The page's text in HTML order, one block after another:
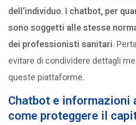
dell’individuo. I chatbot, per
sono soggetti alle stesse
dei professionisti sanitari.
evitare di condividere dettagli
queste piattaforme.
Chatbot e informazioni
come proteggere il